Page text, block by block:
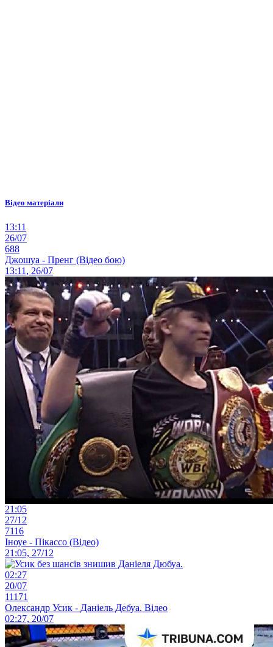
Відео матеріали
13:11
26/07
688
Джошуа - Пренг (Відео бою)
13:11, 26/07
21:05
27/12
7116
Іноуе - Пікассо (Відео)
21:05, 27/12
02:27
20/07
11171
Олександр Усик - Даніель Дебуа. Відео
02:27, 20/07